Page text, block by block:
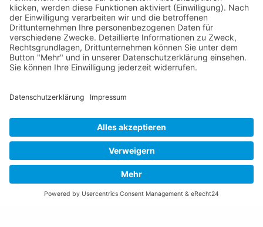
info@fgg-elbe.de
Weitere Informationen
Impressum
Datenschutz